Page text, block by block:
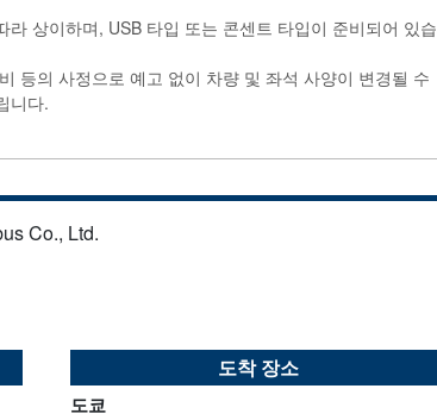
라 상이하며, USB 타입 또는 콘센트 타입이 준비되어 있습
등의 사정으로 예고 없이 차량 및 좌석 사양이 변경될 수
니다.
Co., Ltd.
도착 장소
도쿄